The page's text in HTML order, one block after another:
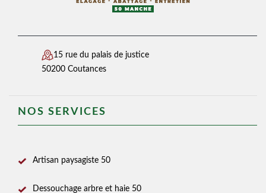
15 rue du palais de justice
50200 Coutances
NOS SERVICES
Artisan paysagiste 50
Dessouchage arbre et haie 50